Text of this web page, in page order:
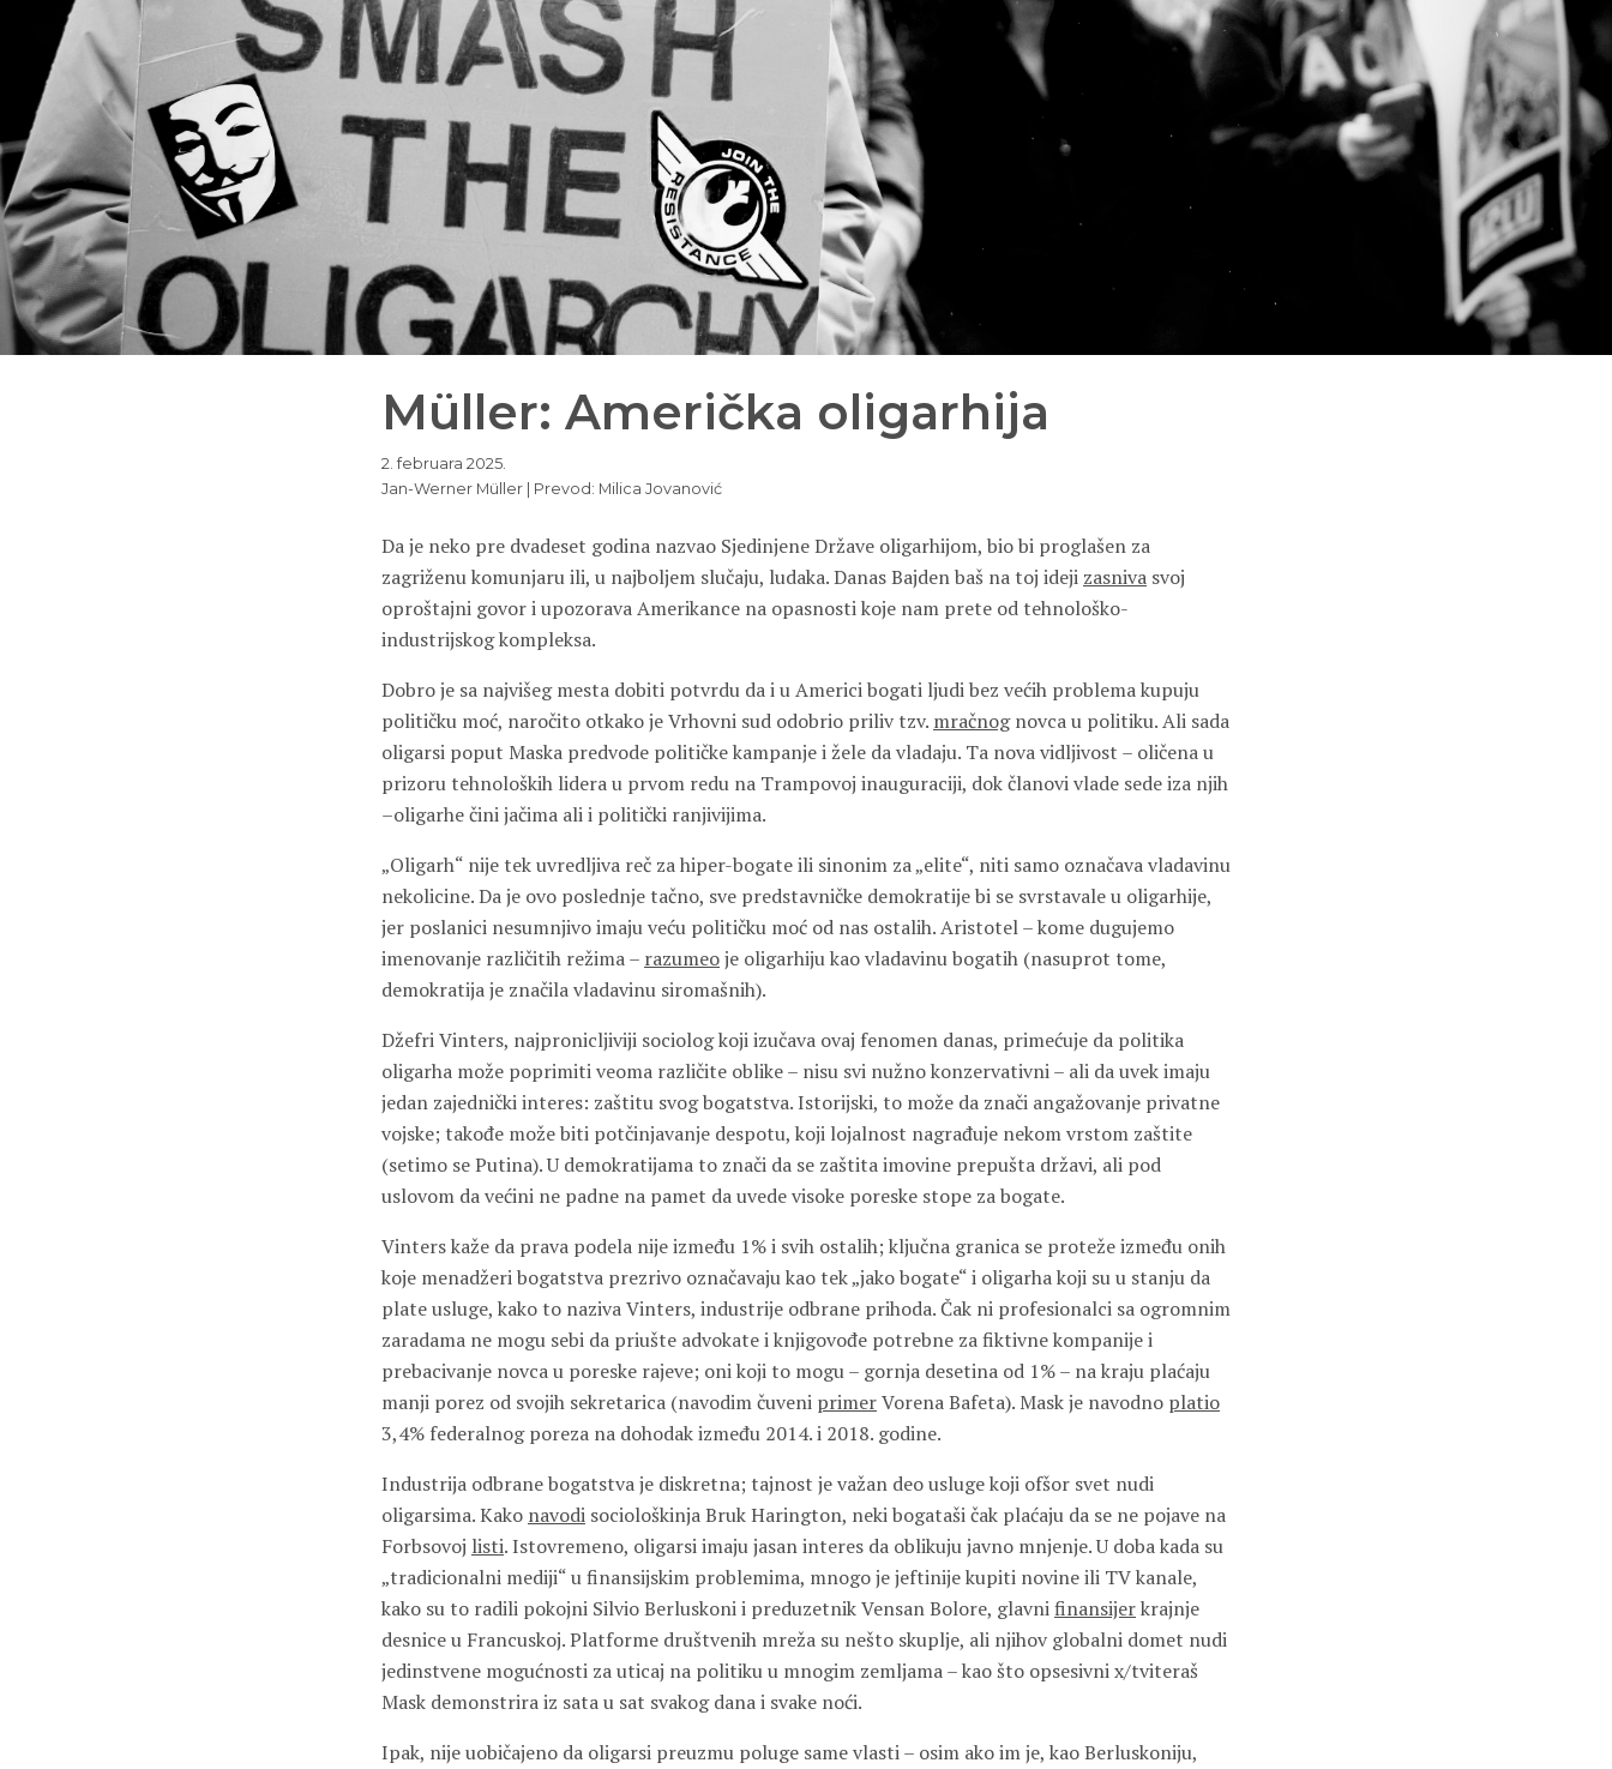
Müller: Američka oligarhija
2. februara 2025.
Jan-Werner Müller | Prevod: Milica Jovanović
Da je neko pre dvadeset godina nazvao Sjedinjene Države oligarhijom, bio bi proglašen za
zagriženu komunjaru ili, u najboljem slučaju, ludaka. Danas Bajden baš na toj ideji zasniva svoj
oproštajni govor i upozorava Amerikance na opasnosti koje nam prete od tehnološko-
industrijskog kompleksa.
Dobro je sa najvišeg mesta dobiti potvrdu da i u Americi bogati ljudi bez većih problema kupuju
političku moć, naročito otkako je Vrhovni sud odobrio priliv tzv. mračnognovca u politiku. Ali sada
oligarsi poput Maska predvode političke kampanje i žele da vladaju. Ta nova vidljivost – oličena u
prizoru tehnoloških lidera u prvom redu na Trampovoj inauguraciji, dok članovi vlade sede iza njih
–oligarhe čini jačima ali i politički ranjivijima.
„Oligarh“ nije tek uvredljiva reč za hiper-bogate ili sinonim za „elite“, niti samo označava vladavinu
nekolicine. Da je ovo poslednje tačno, sve predstavničke demokratije bi se svrstavale u oligarhije,
jer poslanici nesumnjivo imaju veću političku moć od nas ostalih. Aristotel – kome dugujemo
imenovanje različitih režima – razumeoje oligarhiju kao vladavinu bogatih (nasuprot tome,
demokratija je značila vladavinu siromašnih).
Džefri Vinters, najpronicljiviji sociolog koji izučava ovaj fenomen danas, primećuje da politika
oligarha može poprimiti veoma različite oblike – nisu svi nužno konzervativni – ali da uvek imaju
jedan zajednički interes: zaštitu svog bogatstva. Istorijski, to može da znači angažovanje privatne
vojske; takođe može biti potčinjavanje despotu, koji lojalnost nagrađuje nekom vrstom zaštite
(setimo se Putina). U demokratijama to znači da se zaštita imovine prepušta državi, ali pod
uslovom da većini ne padne na pamet da uvede visoke poreske stope za bogate.
Vinters kaže da prava podela nije između 1% i svih ostalih; ključna granica se proteže između onih
koje menadžeri bogatstva prezrivo označavaju kao tek „jako bogate“ i oligarha koji su u stanju da
plate usluge, kako to naziva Vinters, industrije odbrane prihoda. Čak ni profesionalci sa ogromnim
zaradama ne mogu sebi da priušte advokate i knjigovođe potrebne za fiktivne kompanije i
prebacivanje novca u poreske rajeve; oni koji to mogu – gornja desetina od 1% – na kraju plaćaju
manji porez od svojih sekretarica (navodim čuveni primerVorena Bafeta). Mask je navodno platio
3,4% federalnog poreza na dohodak između 2014. i 2018. godine.
Industrija odbrane bogatstva je diskretna; tajnost je važan deo usluge koji ofšor svet nudi
oligarsima. Kako navodi sociološkinja Bruk Harington, neki bogataši čak plaćaju da se ne pojave na
Forbsovoj listi. Istovremeno, oligarsi imaju jasan interes da oblikuju javno mnjenje. U doba kada su
„tradicionalni mediji“ u finansijskim problemima, mnogo je jeftinije kupiti novine ili TV kanale,
kako su to radili pokojni Silvio Berluskoni i preduzetnik Vensan Bolore, glavnifinansijerkrajnje
desnice u Francuskoj. Platforme društvenih mreža su nešto skuplje, ali njihov globalni domet nudi
jedinstvene mogućnosti za uticaj na politiku u mnogim zemljama – kao što opsesivni x/tviteraš
Mask demonstrira iz sata u sat svakog dana i svake noći.
Ipak, nije uobičajeno da oligarsi preuzmu poluge same vlasti – osim ako im je, kao Berluskoniju,